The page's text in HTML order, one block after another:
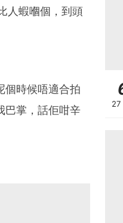
人蝦嗰個，到頭
個時候唔適合拍
巴掌，話佢咁辛
27